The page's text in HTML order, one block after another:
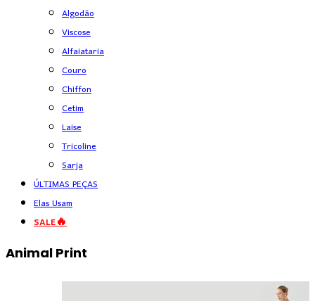
Algodão
Viscose
Alfaiataria
Couro
Chiffon
Cetim
Laise
Tricoline
Sarja
ÚLTIMAS PEÇAS
Elas Usam
SALE🔥
Animal Print